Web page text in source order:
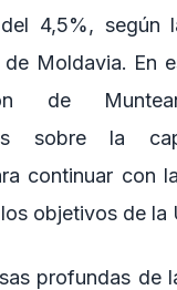
4,5%, según
de Moldavia. En
de
sobre la
continuar con
objetivos de la
profundas de